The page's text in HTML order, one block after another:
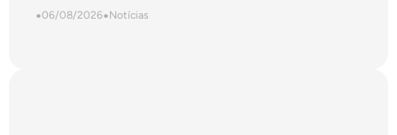
•06/08/2026•Notícias